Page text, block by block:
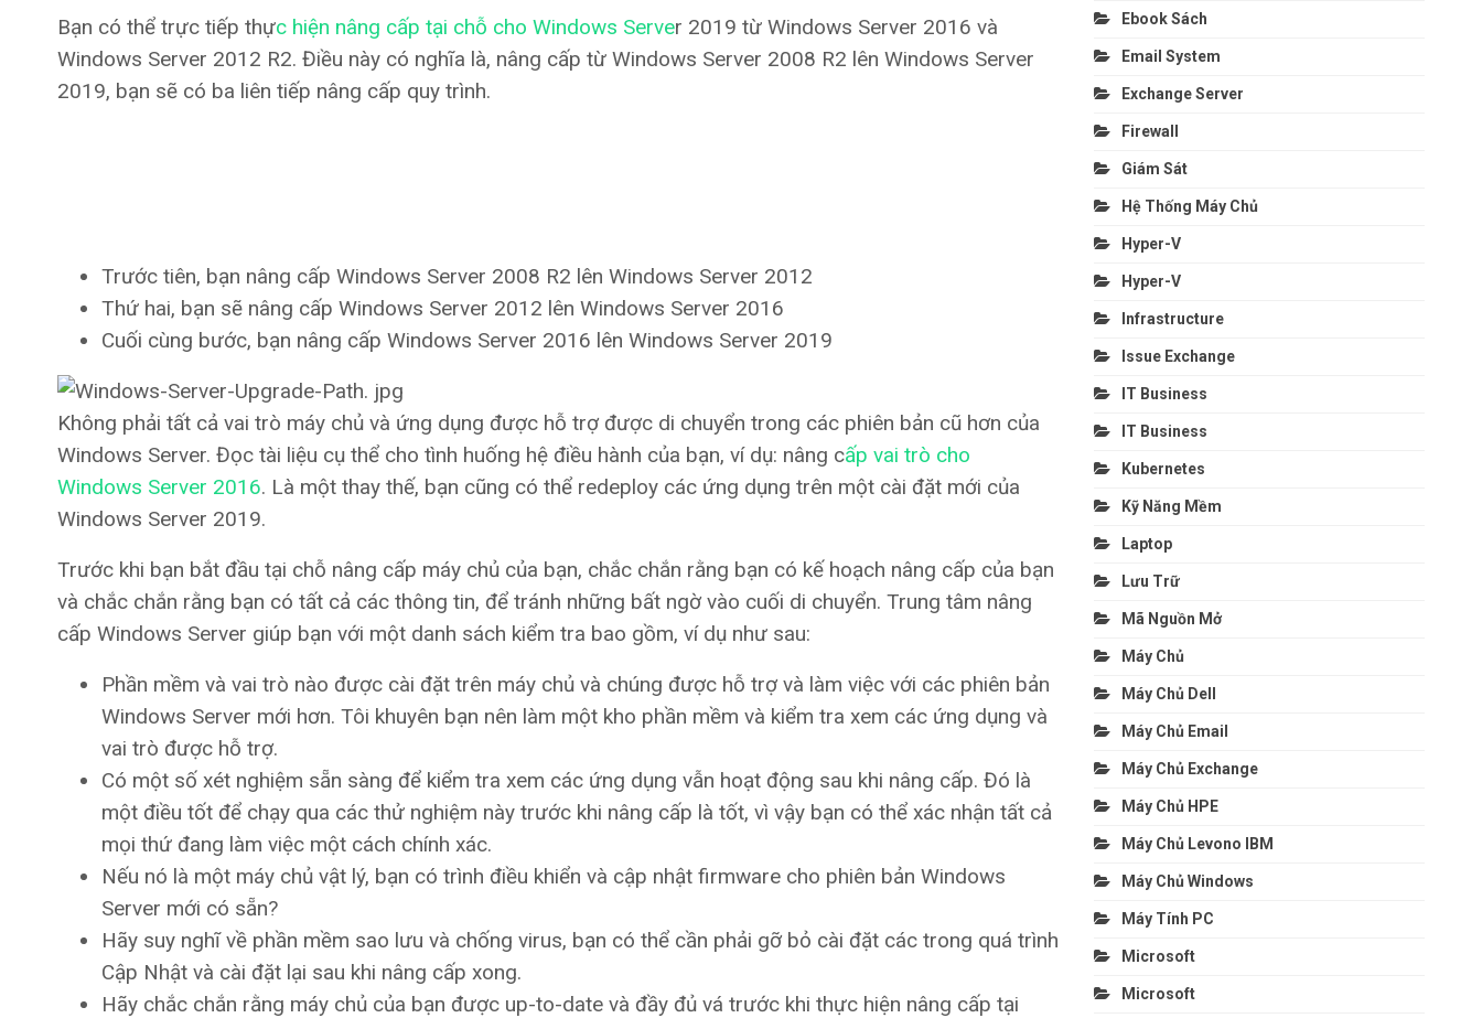
Bạn có thể trực tiếp thực hiện nâng cấp tại chỗ cho Windows Server 2019 từ Windows Server 2016 và
Windows Server 2012 R2. Điều này có nghĩa là, nâng cấp từ Windows Server 2008 R2 lên Windows Server
2019, bạn sẽ có ba liên tiếp nâng cấp quy trình.
Trước tiên, bạn nâng cấp Windows Server 2008 R2 lên Windows Server 2012
Thứ hai, bạn sẽ nâng cấp Windows Server 2012 lên Windows Server 2016
Cuối cùng bước, bạn nâng cấp Windows Server 2016 lên Windows Server 2019
Không phải tất cả vai trò máy chủ và ứng dụng được hỗ trợ được di chuyển trong các phiên bản cũ hơn của
Windows Server. Đọc tài liệu cụ thể cho tình huống hệ điều hành của bạn, ví dụ: nâng cấp vai trò cho
Windows Server 2016. Là một thay thế, bạn cũng có thể redeploy các ứng dụng trên một cài đặt mới của
Windows Server 2019.
Trước khi bạn bắt đầu tại chỗ nâng cấp máy chủ của bạn, chắc chắn rằng bạn có kế hoạch nâng cấp của bạn
và chắc chắn rằng bạn có tất cả các thông tin, để tránh những bất ngờ vào cuối di chuyển. Trung tâm nâng
cấp Windows Server giúp bạn với một danh sách kiểm tra bao gồm, ví dụ như sau:
Phần mềm và vai trò nào được cài đặt trên máy chủ và chúng được hỗ trợ và làm việc với các phiên bản
Windows Server mới hơn. Tôi khuyên bạn nên làm một kho phần mềm và kiểm tra xem các ứng dụng và
vai trò được hỗ trợ.
Có một số xét nghiệm sẵn sàng để kiểm tra xem các ứng dụng vẫn hoạt động sau khi nâng cấp. Đó là
một điều tốt để chạy qua các thử nghiệm này trước khi nâng cấp là tốt, vì vậy bạn có thể xác nhận tất cả
mọi thứ đang làm việc một cách chính xác.
Nếu nó là một máy chủ vật lý, bạn có trình điều khiển và cập nhật firmware cho phiên bản Windows
Server mới có sẵn?
Hãy suy nghĩ về phần mềm sao lưu và chống virus, bạn có thể cần phải gỡ bỏ cài đặt các trong quá trình
Cập Nhật và cài đặt lại sau khi nâng cấp xong.
Hãy chắc chắn rằng máy chủ của bạn được up-to-date và đầy đủ vá trước khi thực hiện nâng cấp tại
Ebook Sách
Email System
Exchange Server
Firewall
Giám Sát
Hệ Thống Máy Chủ
Hyper-V
Hyper-V
Infrastructure
Issue Exchange
IT Business
IT Business
Kubernetes
Kỹ Năng Mềm
Laptop
Lưu Trữ
Mã Nguồn Mở
Máy Chủ
Máy Chủ Dell
Máy Chủ Email
Máy Chủ Exchange
Máy Chủ HPE
Máy Chủ Levono IBM
Máy Chủ Windows
Máy Tính PC
Microsoft
Microsoft